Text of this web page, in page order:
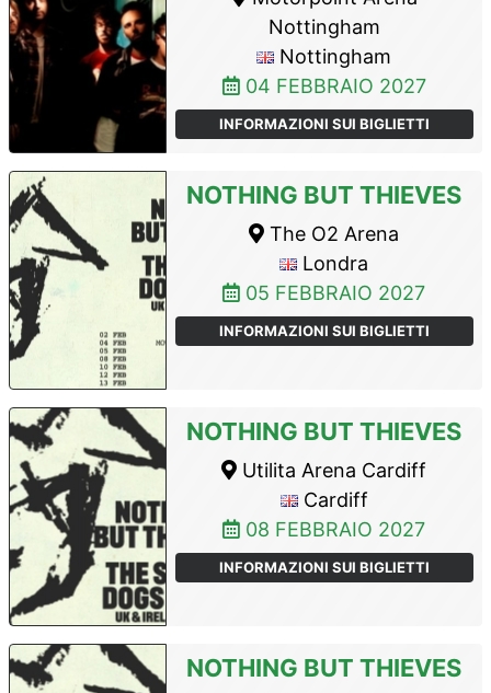
Nottingham
Nottingham
04 FEBBRAIO 2027
INFORMAZIONI SUI BIGLIETTI
NOTHING BUT THIEVES
The O2 Arena
Londra
05 FEBBRAIO 2027
INFORMAZIONI SUI BIGLIETTI
NOTHING BUT THIEVES
Utilita Arena Cardiff
Cardiff
08 FEBBRAIO 2027
INFORMAZIONI SUI BIGLIETTI
NOTHING BUT THIEVES